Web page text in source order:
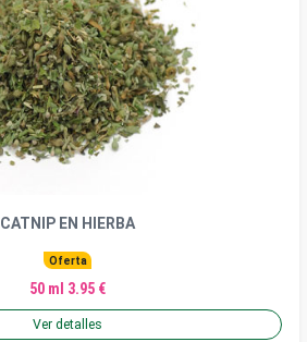
CATNIP EN HIERBA
Oferta
50 ml 3.95 €
Ver detalles